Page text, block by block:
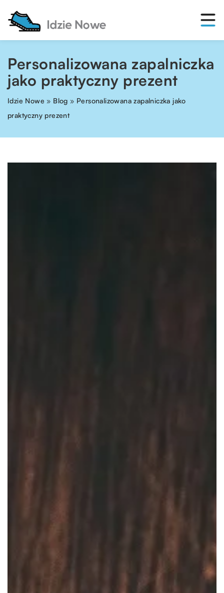
Personalizowana zapalniczka
jako praktyczny prezent
Idzie Nowe » Blog » Personalizowana zapalniczka jako
praktyczny prezent